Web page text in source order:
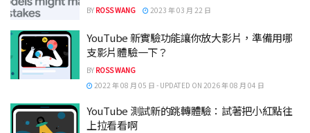
BY ROSS WANG 2023 年 03 月 22 日
YouTube 新實驗功能讓你放大影片，準備用哪
支影片體驗一下？
BY ROSS WANG
2022 年 08 月 05 日 - UPDATED ON 2026 年 08 月 04 日
YouTube 測試新的跳轉體驗：試著把小紅點往
上拉看看啊